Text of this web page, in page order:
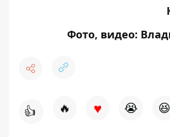
Фото, видео:
👍 🔥 ♥ 😭 😆